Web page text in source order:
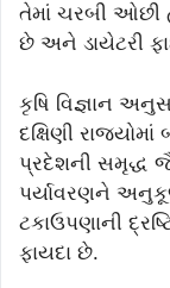
તેમાં ચરબી ઓછી
છે અને ડાયેટરી
કૃષિ વિજ્ઞાન
દક્ષિણી
પ્રદેશની સમૃદ્ધ
પર્યાવરણને
ટકાઉપણાની
ફાયદા છે.